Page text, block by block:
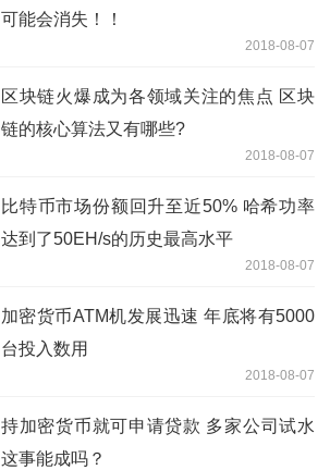
可能会消失！！
2018-08-07
区块链火爆成为各领域关注的焦点 区块
链的核心算法又有哪些?
2018-08-07
比特币市场份额回升至近50% 哈希功率
达到了50EH/s的历史最高水平
2018-08-07
加密货币ATM机发展迅速 年底将有5000
台投入数用
2018-08-07
持加密货币就可申请贷款 多家公司试水
这事能成吗？